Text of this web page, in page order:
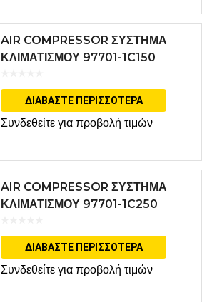
AIR COMPRESSOR ΣΥΣΤΗΜΑ
ΚΛΙΜΑΤΙΣΜΟΥ 97701-1C150
ΔΙΑΒΆΣΤΕ ΠΕΡΙΣΣΌΤΕΡΑ
Συνδεθείτε για προβολή τιμών
AIR COMPRESSOR ΣΥΣΤΗΜΑ
ΚΛΙΜΑΤΙΣΜΟΥ 97701-1C250
ΔΙΑΒΆΣΤΕ ΠΕΡΙΣΣΌΤΕΡΑ
Συνδεθείτε για προβολή τιμών